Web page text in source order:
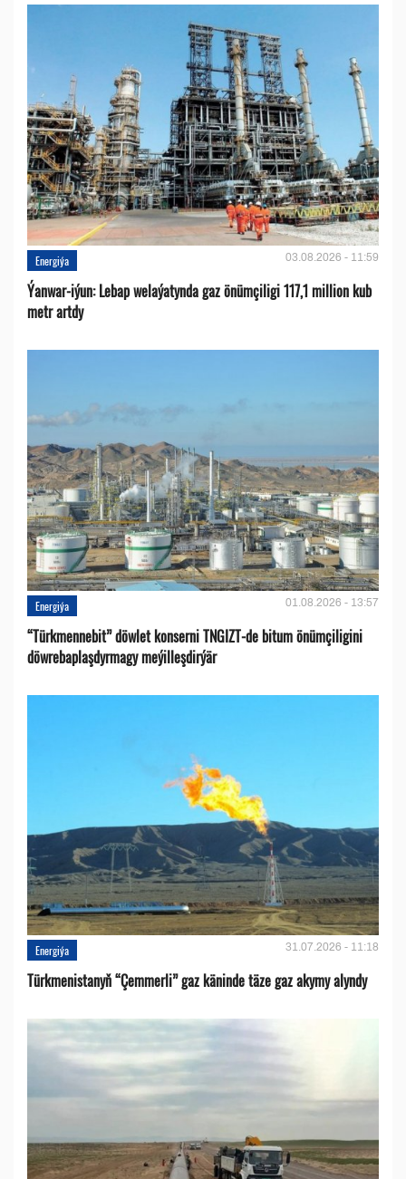
Energiýa 03.08.2026 - 11:59
Ýanwar-iýun: Lebap welaýatynda gaz önümçiligi 117,1 million kub
metr artdy
Energiýa 01.08.2026 - 13:57
“Türkmennebit” döwlet konserni TNGIZT-de bitum önümçiligini
döwrebaplaşdyrmagy meýilleşdirýär
Energiýa 31.07.2026 - 11:18
Türkmenistanyň “Çemmerli” gaz käninde täze gaz akymy alyndy